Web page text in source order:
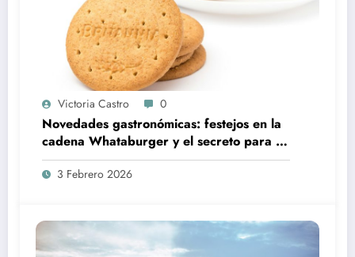
Victoria Castro 0
Novedades gastronómicas: festejos en la
cadena Whataburger y el secreto para un
bizcochuelo integral perfecto
3 Febrero 2026